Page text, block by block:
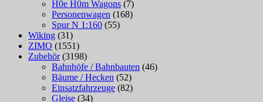
H0e H0m Wagons (7)
Personenwagen (168)
Spur N 1:160 (55)
Wiking (31)
ZIMO (1551)
Zubehör (3198)
Bahnhöfe / Bahnbauten (46)
Bäume / Hecken (52)
Einsatzfahrzeuge (82)
Gleise (34)